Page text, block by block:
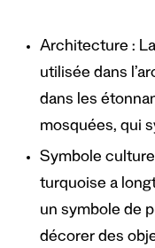
Architecture :
utilisée dans
dans les
mosquées, qui
Symbole
turquoise a
un symbole de
décorer des